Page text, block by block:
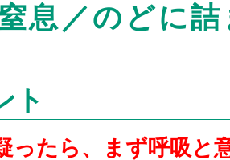
窒息／のどに
ト
ったら、まず呼吸と